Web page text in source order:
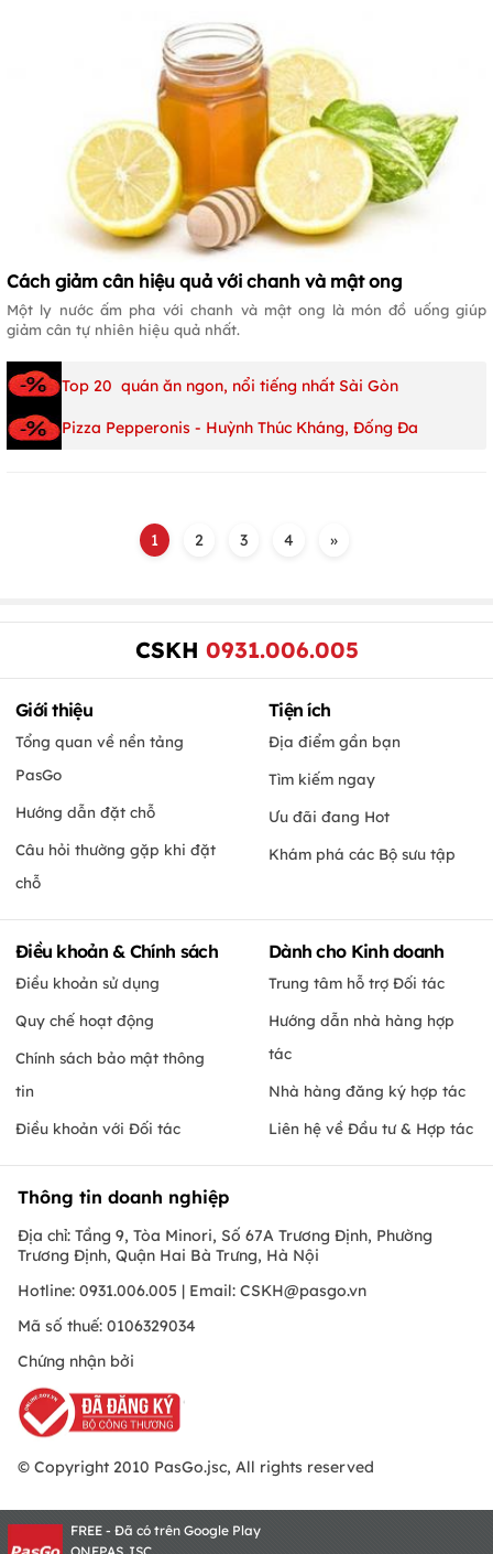
Cách giảm cân hiệu quả với chanh và mật ong
Một ly nước ấm pha với chanh và mật ong là món đồ uống giúp
giảm cân tự nhiên hiệu quả nhất.
Top 20 quán ăn ngon, nổi tiếng nhất Sài Gòn
Pizza Pepperonis - Huỳnh Thúc Kháng, Đống Đa
1 2 3 4 »
CSKH 0931.006.005
Giới thiệu
Tổng quan về nền tảng
PasGo
Hướng dẫn đặt chỗ
Câu hỏi thường gặp khi đặt
chỗ
Tiện ích
Địa điểm gần bạn
Tìm kiếm ngay
Ưu đãi đang Hot
Khám phá các Bộ sưu tập
Điều khoản & Chính sách
Điều khoản sử dụng
Quy chế hoạt động
Chính sách bảo mật thông
tin
Điều khoản với Đối tác
Dành cho Kinh doanh
Trung tâm hỗ trợ Đối tác
Hướng dẫn nhà hàng hợp
tác
Nhà hàng đăng ký hợp tác
Liên hệ về Đầu tư & Hợp tác
Thông tin doanh nghiệp
Địa chỉ: Tầng 9, Tòa Minori, Số 67A Trương Định, Phường
Trương Định, Quận Hai Bà Trưng, Hà Nội
Hotline: 0931.006.005 | Email: CSKH@pasgo.vn
Mã số thuế: 0106329034
Chứng nhận bởi
© Copyright 2010 PasGo.jsc, All rights reserved
FREE - Đã có trên Google Play